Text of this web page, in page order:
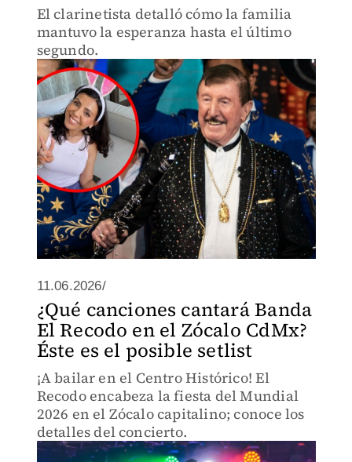
El clarinetista detalló cómo la familia
mantuvo la esperanza hasta el último
segundo.
11.06.2026/
¿Qué canciones cantará Banda
El Recodo en el Zócalo CdMx?
Éste es el posible setlist
¡A bailar en el Centro Histórico! El
Recodo encabeza la fiesta del Mundial
2026 en el Zócalo capitalino; conoce los
detalles del concierto.